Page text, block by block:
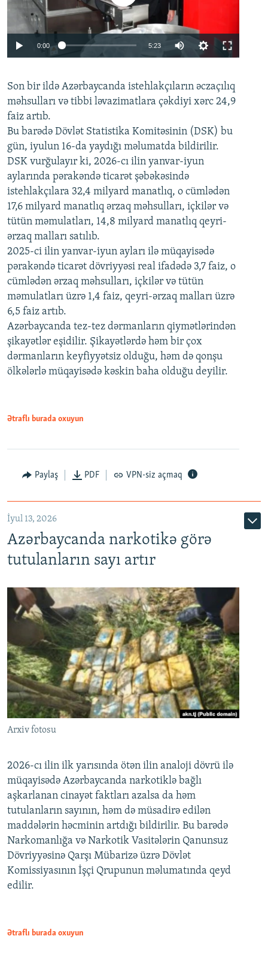
Auto 240p 360p 480p
720p 1080p
0:00 5:23
360p
480p
720p
1080p
Son bir ildə Azərbaycanda istehlakçıların əczaçılıq
məhsulları və tibbi ləvazimatlara çəkdiyi xərc 24,9
faiz artıb.
Bu barədə Dövlət Statistika Komitəsinin (DSK) bu
gün, iyulun 16-da yaydığı məlumatda bildirilir.
DSK vurğulayır ki, 2026-cı ilin yanvar-iyun
aylarında pərakəndə ticarət şəbəkəsində
istehlakçılara 32,4 milyard manatlıq, o cümlədən
17,6 milyard manatlıq ərzaq məhsulları, içkilər və
tütün məmulatları, 14,8 milyard manatlıq qeyri-
ərzaq malları satılıb.
2025-ci ilin yanvar-iyun ayları ilə müqayisədə
pərakəndə ticarət dövriyyəsi real ifadədə 3,7 faiz, o
cümlədən ərzaq məhsulları, içkilər və tütün
məmulatları üzrə 1,4 faiz, qeyri-ərzaq malları üzrə
6,5 faiz artıb.
Azərbaycanda tez-tez dərmanların qiymətlərindən
şikayətlər eşidilir. Şikayətlərdə həm bir çox
dərmanların keyfiyyətsiz olduğu, həm də qonşu
ölkələrlə müqayisədə kəskin baha olduğu deyilir.
Ətraflı burada oxuyun
Paylaş PDF VPN-siz açmaq
İyul 13, 2026
Azərbaycanda narkotikə görə
tutulanların sayı artır
Arxiv fotosu
2026-cı ilin ilk yarısında ötən ilin analoji dövrü ilə
müqayisədə Azərbaycanda narkotiklə bağlı
aşkarlanan cinayət faktları azalsa da həm
tutulanların sayının, həm də müsadirə edilən
maddələrin həcminin artdığı bildirilir. Bu barədə
Narkomanlığa və Narkotik Vasitələrin Qanunsuz
Dövriyyəsinə Qarşı Mübarizə üzrə Dövlət
Komissiyasının İşçi Qrupunun məlumatında qeyd
edilir.
Ətraflı burada oxuyun